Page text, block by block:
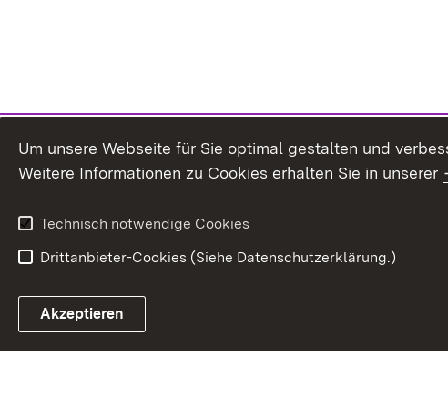
Um unsere Webseite für Sie optimal gestalten und
Weitere Informationen zu Cookies erhalten Sie in unserer
Technisch notwendige Cookies
Drittanbieter-Cookies (Siehe Datenschutzerklärung.)
Akzeptieren